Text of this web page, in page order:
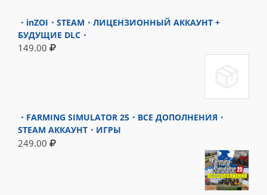
・inZOI・STEAM・ЛИЦЕНЗИОННЫЙ АККАУНТ +
БУДУЩИЕ DLC・
149.00
・FARMING SIMULATOR 25・ВСЕ ДОПОЛНЕНИЯ・
STEAM АККАУНТ・ИГРЫ
249.00